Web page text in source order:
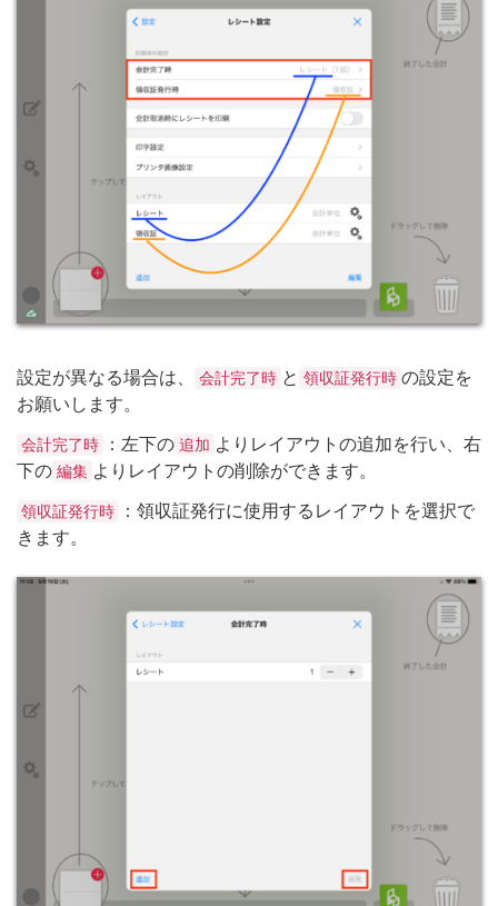
設定が異なる場合は、 会計完了時 と 領収証発行時 の設定を
お願いします。
会計完了時 ：左下の 追加 よりレイアウトの追加を行い、右
下の 編集 よりレイアウトの削除ができます。
領収証発行時
：領収証発行に使用するレイアウトを選択で
きます。